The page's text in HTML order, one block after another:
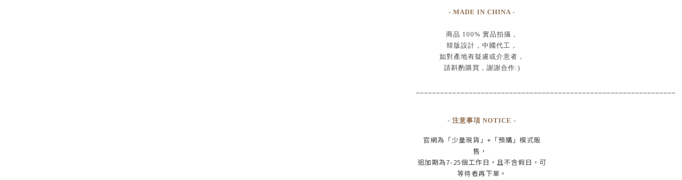
- MADE IN CHINA -
商品 100% 實品拍攝 ，
韓版設計，中國代工 ，
如對產地有疑慮或介意者，
請斟酌購買， 謝謝合作:)
- 注意事項 NOTICE -
官網為 「少量現貨」+ 「預購」模式販
售，
追加期為7-25個工作日 ，且不含假日 ， 可
等待者再下單 。